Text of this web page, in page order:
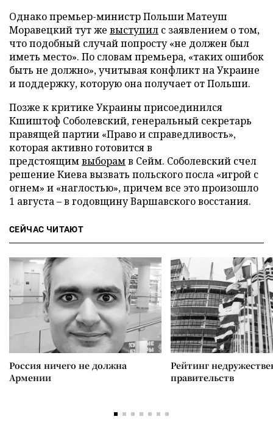
Однако премьер-министр Польши Матеуш
Моравецкий тут же выступил с заявлением о том,
что подобный случай попросту «не должен был
иметь место». По словам премьера, «таких ошибок
быть не должно», учитывая конфликт на Украине
и поддержку, которую она получает от Польши.
Позже к критике Украины присоединился
Кшиштоф Соболевский, генеральный секретарь
правящей партии «Право и справедливость»,
которая активно готовится в
предстоящимвыборамв Сейм. Соболевский счел
решение Киева вызвать польского посла «игрой с
огнем» и «наглостью», причем все это произошло
1 августа – в годовщину Варшавского восстания.
СЕЙЧАС ЧИТАЮТ
Россия ничего не должна
Армении
Рейтинг
правительств